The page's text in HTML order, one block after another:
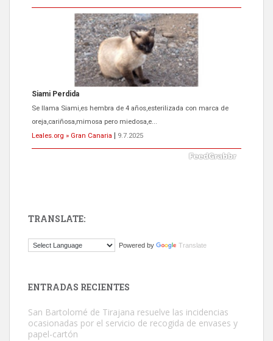
ADOPCIÓN URGENTE GATA TEROR GRAN CANARIA
El ayuntamiento se va a llevar a Los Gatos callejeros de la zona los
próximos días, ella incluida...
Leales.org » Gran Canaria
9.7.2025
Este gato macho ha aparecido en la calle hace menos de un mes,
TRANSLATE:
Powered by Translate
ENTRADAS RECIENTES
San Bartolomé de Tirajana resuelve las incidencias
ocasionadas por el servicio de recogida de envases y
papel-cartón